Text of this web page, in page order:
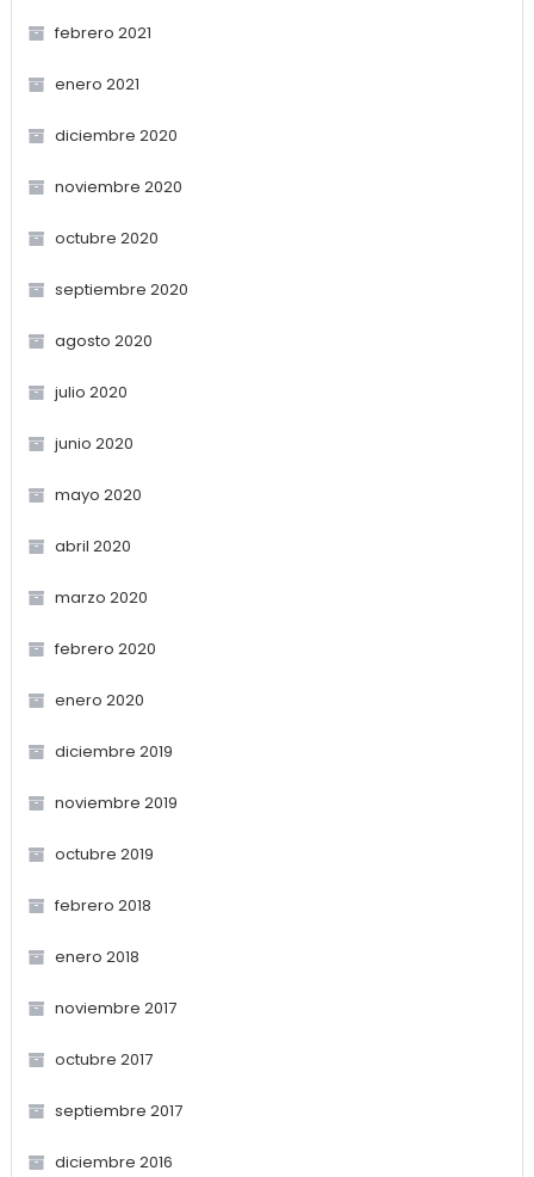
febrero 2021
enero 2021
diciembre 2020
noviembre 2020
octubre 2020
septiembre 2020
agosto 2020
julio 2020
junio 2020
mayo 2020
abril 2020
marzo 2020
febrero 2020
enero 2020
diciembre 2019
noviembre 2019
octubre 2019
febrero 2018
enero 2018
noviembre 2017
octubre 2017
septiembre 2017
diciembre 2016